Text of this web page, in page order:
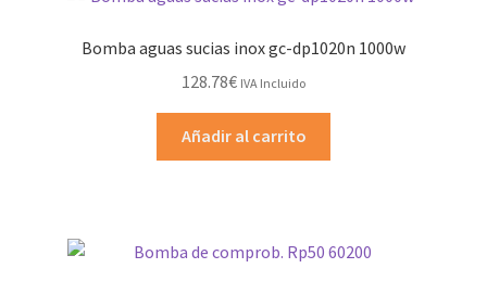
Bomba aguas sucias inox gc-dp1020n 1000w
128.78€ IVA Incluido
Añadir al carrito